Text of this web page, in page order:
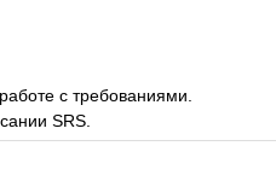
с требованиями.
SRS.